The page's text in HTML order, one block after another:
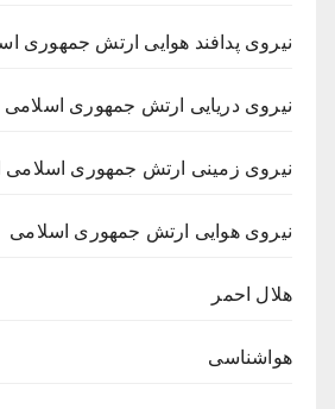
نیروی پدافند هوایی ارتش جمهوری
نیروی دریایی ارتش جمهوری اسلامی
نیروی زمینی ارتش جمهوری اسلامی
نیروی هوایی ارتش جمهوری اسلامی
هلال احمر
هواشناسی